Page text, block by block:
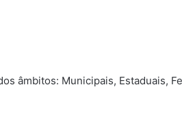
âmbitos: Municipais, Estaduais,